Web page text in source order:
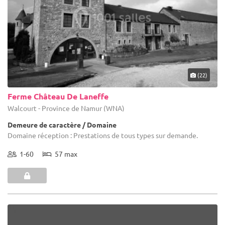
(22)
Ferme Château De Laneffe
Walcourt - Province de Namur (WNA)
Demeure de caractère / Domaine
Domaine réception : Prestations de tous types sur demande.
1-60 57 max